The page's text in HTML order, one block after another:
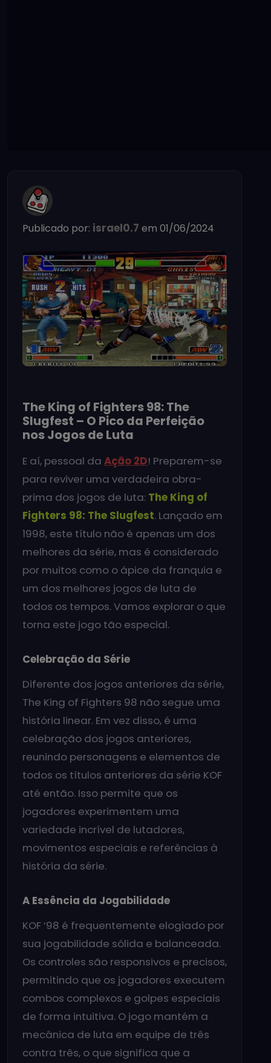
Publicado por: israel0.7 em 01/06/2024
The King of Fighters 98: The
Slugfest – O Pico da Perfeição
nos Jogos de Luta
E aí, pessoal da Ação 2D! Preparem-se
para reviver uma verdadeira obra-
prima dos jogos de luta: The King of
Fighters 98: The Slugfest. Lançado em
1998, este título não é apenas um dos
melhores da série, mas é considerado
por muitos como o ápice da franquia e
um dos melhores jogos de luta de
todos os tempos. Vamos explorar o que
torna este jogo tão especial.
Celebração da Série
Diferente dos jogos anteriores da série,
The King of Fighters 98 não segue uma
história linear. Em vez disso, é uma
celebração dos jogos anteriores,
reunindo personagens e elementos de
todos os títulos anteriores da série KOF
até então. Isso permite que os
jogadores experimentem uma
variedade incrível de lutadores,
movimentos especiais e referências à
história da série.
A Essência da Jogabilidade
KOF ’98 é frequentemente elogiado por
sua jogabilidade sólida e balanceada.
Os controles são responsivos e precisos,
permitindo que os jogadores executem
combos complexos e golpes especiais
de forma intuitiva. O jogo mantém a
mecânica de luta em equipe de três
contra três, o que significa que a